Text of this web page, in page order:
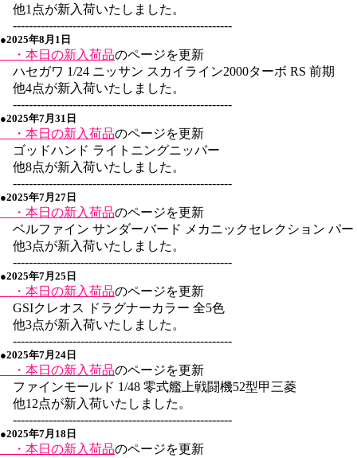
他1点が新入荷いたしました。
-------------------------------------------------------
●2025年8月1日
・本日の新入荷品のページを更新
ハセガワ 1/24 ニッサン スカイライン2000ターボ RS 前期
他4点が新入荷いたしました。
-------------------------------------------------------
●2025年7月31日
・本日の新入荷品のページを更新
ゴッドハンド ライトニングニッパー
他8点が新入荷いたしました。
-------------------------------------------------------
●2025年7月27日
・本日の新入荷品のページを更新
ベルファイン サンダーバード メカニックセレクション パー
他3点が新入荷いたしました。
-------------------------------------------------------
●2025年7月25日
・本日の新入荷品のページを更新
GSIクレオス ドラグナーカラー 全5色
他3点が新入荷いたしました。
-------------------------------------------------------
●2025年7月24日
・本日の新入荷品のページを更新
ファインモールド 1/48 零式艦上戦闘機52型甲三菱
他12点が新入荷いたしました。
-------------------------------------------------------
●2025年7月18日
・本日の新入荷品のページを更新